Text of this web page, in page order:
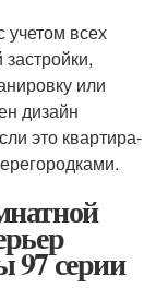
учетом всех
или
дизайн
это квартира-
97 серии